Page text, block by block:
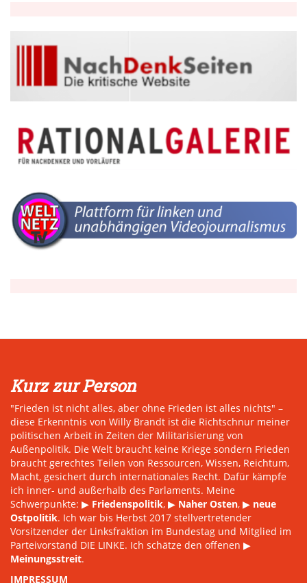
Kurz zur Person
"Frieden ist nicht alles, aber ohne Frieden ist alles nichts" –
diese Erkenntnis von Willy Brandt ist die Richtschnur meiner
politischen Arbeit in Zeiten der Militarisierung von
Außenpolitik. Die Welt braucht keine Kriege sondern Frieden
braucht gerechtes Teilen von Ressourcen, Wissen, Reichtum,
Macht, gesichert durch internationales Recht. Dafür kämpfe
ich inner- und außerhalb des Parlaments. Meine
Schwerpunkte: ▶ Friedenspolitik, ▶ Naher Osten, ▶ neue
Ostpolitik. Ich war bis Herbst 2017 stellvertretender
Vorsitzender der Linksfraktion im Bundestag und Mitglied im
Parteivorstand DIE LINKE. Ich schätze den offenen ▶
Meinungsstreit.
IMPRESSUM